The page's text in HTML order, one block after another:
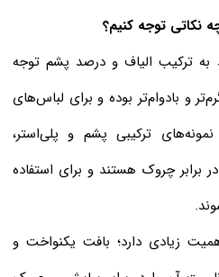
نکاتی توجه کنیم؟
به ترکیب الیاف و درصد پشم توجه
و بادوام‌تر بوده و برای لباس‌های
ترکیبی پشم و پلی‌استر،
برابر چروک هستند و برای استفاده
زیادی دارد؛ بافت یکنواخت و